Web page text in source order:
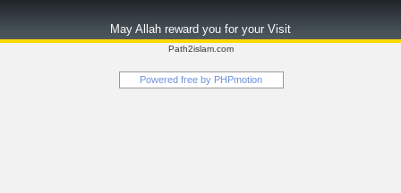
Views: 2634
الذكر والقوة...
Rating: 0
May Allah reward you for your Visit
Path2islam.com
Powered free by PHPmotion